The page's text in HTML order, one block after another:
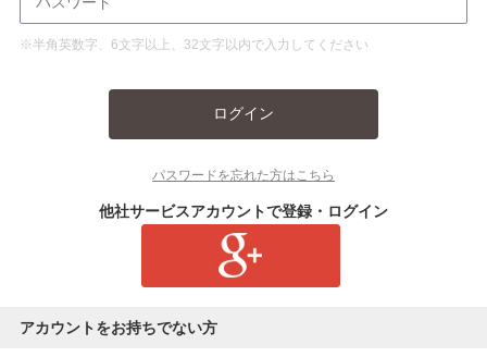
※半角英数字、6文字以上、32文字以内で入力してください
ログイン
パスワードを忘れた方はこちら
他社サービスアカウントで登録・ログイン
アカウントをお持ちでない方